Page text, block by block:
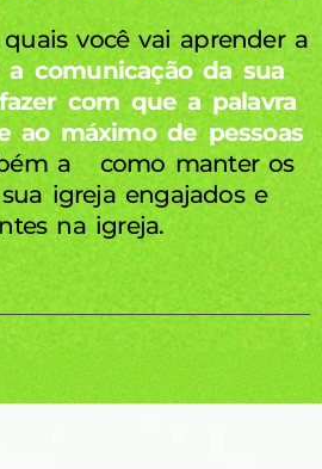
você vai aprender a
comunicação da sua
com que a palavra
ao máximo de pessoas
a como manter os
igreja engajados e
na igreja.